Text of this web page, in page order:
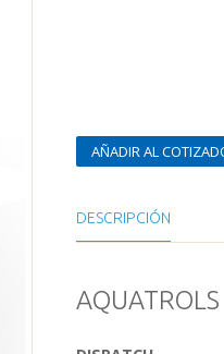
AÑADIR AL
DESCRIPCIÓN
AQUATROLS